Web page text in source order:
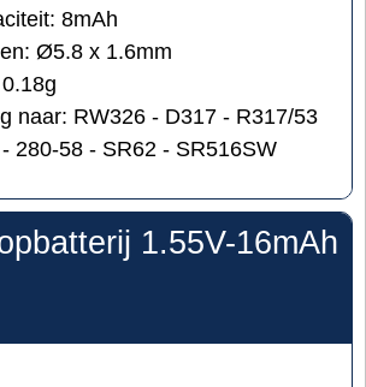
8mAh
Ø5.8 x 1.6mm
naar: RW326 - D317 - R317/53
280-58 - SR62 - SR516SW
1.55V-16mAh